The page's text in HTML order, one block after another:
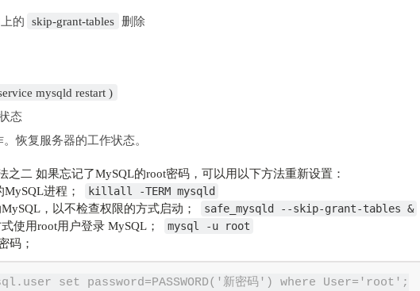
的 skip-grant-tables 删除
mysqld restart )
态
恢复服务器的工作状态。
之二 如果忘记了MySQL的root密码，可以用以下方法重新设置：
进程；
killall -TERM mysqld
，以不检查权限的方式启动； safe_mysqld --skip-grant-tables &
使用root用户登录 MySQL； mysql -u root
码；
set password=PASSWORD('新密码') where User='root';